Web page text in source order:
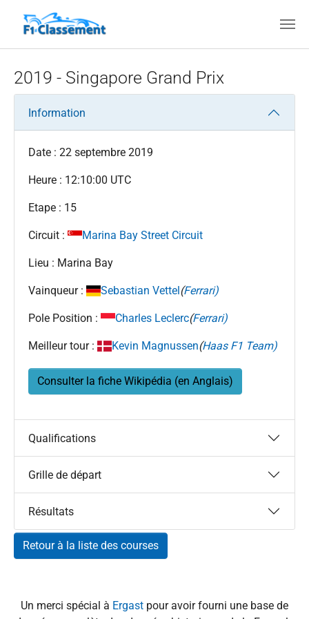
2019 - Singapore Grand Prix
Information
Date : 22 septembre 2019
Heure : 12:10:00 UTC
Etape : 15
Circuit : Marina Bay Street Circuit
Lieu : Marina Bay
Vainqueur : Sebastian Vettel(Ferrari)
Pole Position : Charles Leclerc(Ferrari)
Meilleur tour : Kevin Magnussen(Haas F1 Team)
Consulter la fiche Wikipédia (en Anglais)
Qualifications
Grille de départ
Résultats
Retour à la liste des courses
Un merci spécial à Ergast pour avoir fourni une base de